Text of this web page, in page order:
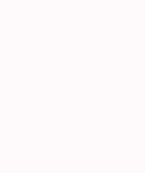
sammeln, um unsere
deren Installation. Der
und auf Wunsch zu
er bedenken muss,
führen kann.